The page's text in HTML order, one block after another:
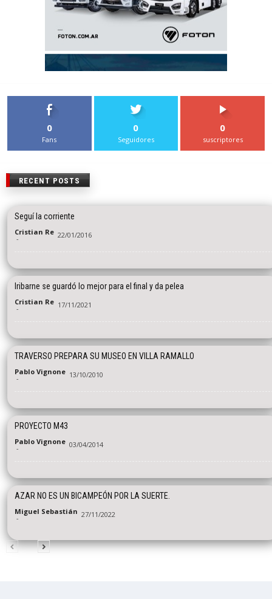
0
Fans
0
Seguidores
0
suscriptores
RECENT POSTS
Seguí la corriente
Cristian Re
- 22/01/2016
Iribarne se guardó lo mejor para el final y da pelea
Cristian Re
- 17/11/2021
TRAVERSO PREPARA SU MUSEO EN VILLA RAMALLO
Pablo Vignone
- 13/10/2010
PROYECTO M43
Pablo Vignone
- 03/04/2014
AZAR NO ES UN BICAMPEÓN POR LA SUERTE.
Miguel Sebastián
- 27/11/2022